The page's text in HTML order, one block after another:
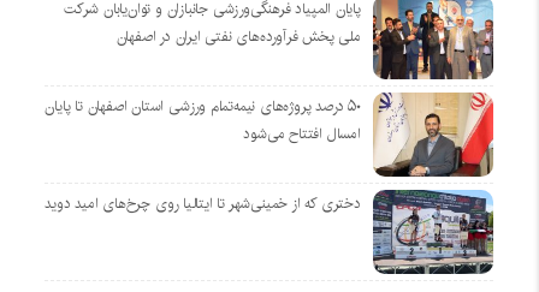
پایان المپیاد فرهنگی‌ورزشی جانبازان و توان‌یابان شرکت
ملی پخش فرآورده‌های نفتی ایران در اصفهان
۵۰ درصد پروژه‌های نیمه‌تمام ورزشی استان اصفهان تا پایان
امسال افتتاح می‌شود
دختری که از خمینی‌شهر تا ایتالیا روی چرخ‌های امید دوید